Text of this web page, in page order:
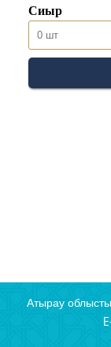
Атырау